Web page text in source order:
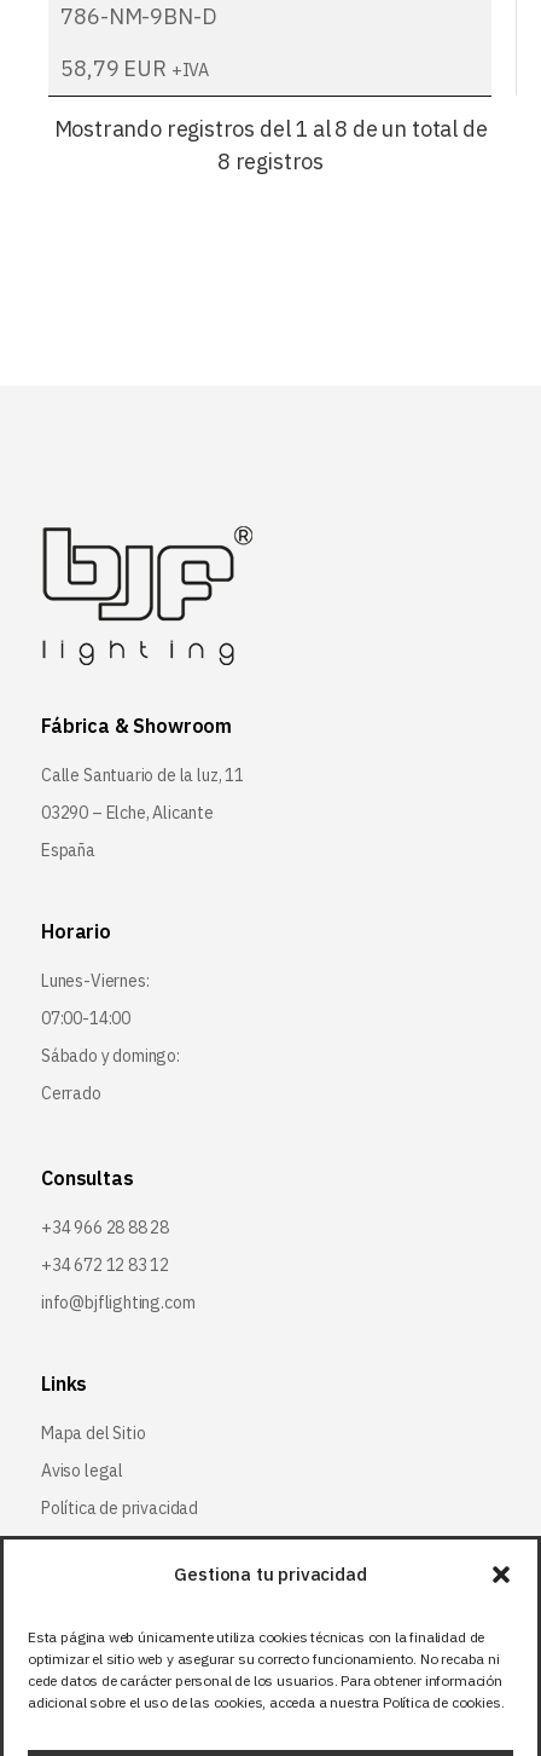
Gestiona tu privacidad
Esta página web únicamente utiliza cookies técnicas con la finalidad de
optimizar el sitio web y asegurar su correcto funcionamiento. No recaba ni
cede datos de carácter personal de los usuarios. Para obtener información
adicional sobre el uso de las cookies, acceda a nuestra Política de cookies.
786-NM-9BN-D
58,79 EUR +IVA
Mostrando registros del 1 al 8 de un total de
8 registros
Fábrica & Showroom
Calle Santuario de la luz, 11
03290 – Elche, Alicante
España
Horario
Lunes-Viernes:
07:00-14:00
Sábado y domingo:
Cerrado
Consultas
+34 966 28 88 28
+34 672 12 83 12
info@bjflighting.com
Links
Mapa del Sitio
Aviso legal
Política de privacidad
Política de cookies
Síguenos
Facebook
X (Twitter)
Instagram